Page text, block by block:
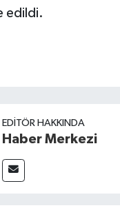
edildi.
EDITÖR HAKKINDA
Haber Merkezi